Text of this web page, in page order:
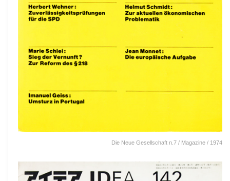
Die Neue Gesellschaft n.7 / Magazine / 1974